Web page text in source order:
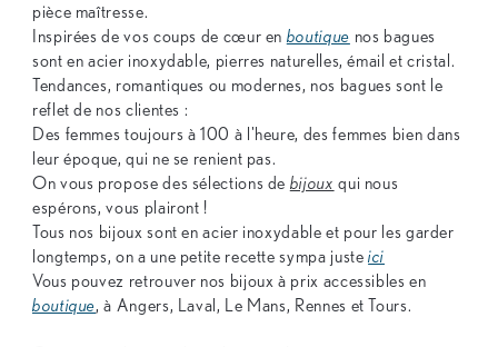
pièce maîtresse.
Inspirées de vos coups de cœur en boutique nos bagues
sont en acier inoxydable, pierres naturelles, émail et cristal.
Tendances, romantiques ou modernes, nos bagues sont le
reflet de nos clientes :
Des femmes toujours à 100 à l'heure, des femmes bien dans
leur époque, qui ne se renient pas.
On vous propose des sélections de bijoux qui nous
espérons, vous plairont !
Tous nos bijoux sont en acier inoxydable et pour les garder
longtemps, on a une petite recette sympa justeici
Vous pouvez retrouver nos bijoux à prix accessibles en
boutique, à Angers, Laval, Le Mans, Rennes et Tours.